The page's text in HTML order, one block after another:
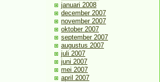
januari 2008
december 2007
november 2007
oktober 2007
september 2007
augustus 2007
juli 2007
juni 2007
mei 2007
april 2007